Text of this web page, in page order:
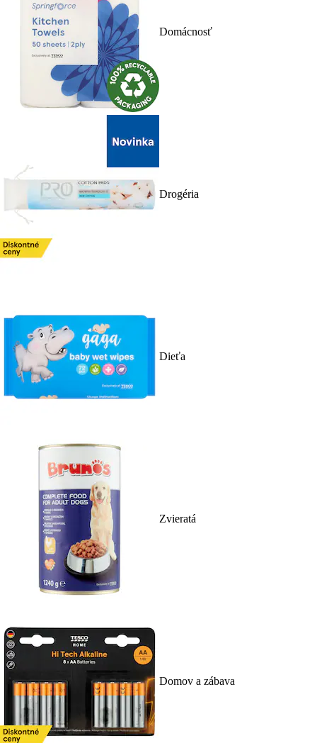
Domácnosť
Drogéria
Dieťa
Zvieratá
Domov a zábava